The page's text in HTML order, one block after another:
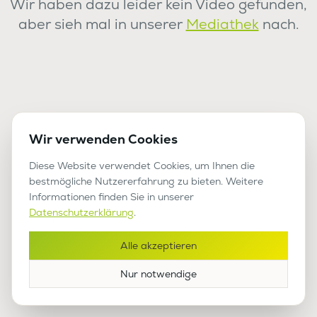
Wir haben dazu leider kein Video gefunden,
aber sieh mal in unserer Mediathek nach.
Wir verwenden Cookies
Diese Website verwendet Cookies, um Ihnen die
bestmögliche Nutzererfahrung zu bieten. Weitere
Informationen finden Sie in unserer
Datenschutzerklärung.
Alle akzeptieren
Nur notwendige